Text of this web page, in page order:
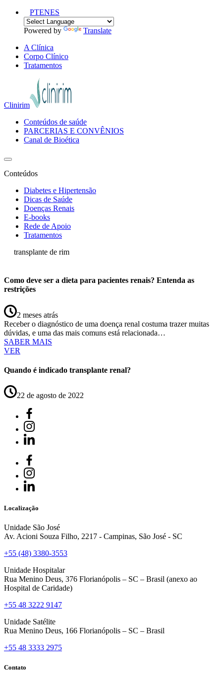
PTENES
Powered by
Translate
A Clínica
Corpo Clínico
Tratamentos
Clinirim
Conteúdos de saúde
PARCERIAS E CONVÊNIOS
Canal de Bioética
Conteúdos
Diabetes e Hipertensão
Dicas de Saúde
Doenças Renais
E-books
Rede de Apoio
Tratamentos
transplante de rim
Como deve ser a dieta para pacientes renais? Entenda as
restrições
2 meses atrás
Receber o diagnóstico de uma doença renal costuma trazer muitas
dúvidas, e uma das mais comuns está relacionada…
SABER MAIS
VER
Quando é indicado transplante renal?
22 de agosto de 2022
Localização
Unidade São José
Av. Acioni Souza Filho, 2217 - Campinas, São José - SC
+55 (48) 3380-3553
Unidade Hospitalar
Rua Menino Deus, 376 Florianópolis – SC – Brasil (anexo ao
Hospital de Caridade)
+55 48 3222 9147
Unidade Satélite
Rua Menino Deus, 166 Florianópolis – SC – Brasil
+55 48 3333 2975
Contato